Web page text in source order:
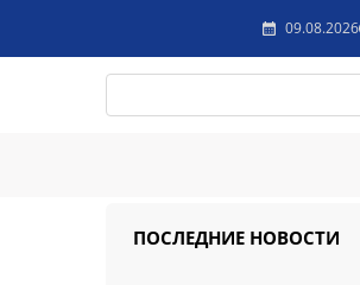
09.08.2026
ПОСЛЕДНИЕ НОВОСТИ